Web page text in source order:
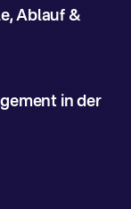
Ablauf &
in der